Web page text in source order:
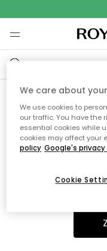
Ooops,
Sie können auf
We care about
We use cookies to
our traffic. You have the
essential cookies while
cookies may affect your
policy Google's
Cookie